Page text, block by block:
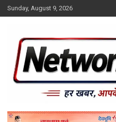
Skip
to
Sunday, August 9, 2026
Network10tv